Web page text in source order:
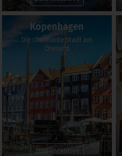
Kopenhagen
Die charmante Stadt am
Öresund
Zum Incentive